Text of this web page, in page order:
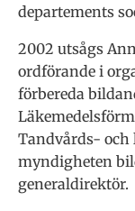
departements
2002 utsågs
ordförande i
förbereda
Tandvårds- och
myndigheten
generaldirektör.